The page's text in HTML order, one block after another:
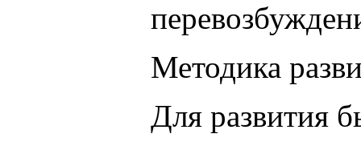
Методика
Для развития